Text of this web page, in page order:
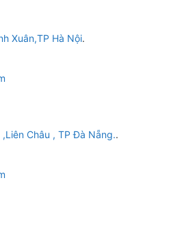
Xuân,TP Hà Nội.
Châu , TP Đà Nẵng..